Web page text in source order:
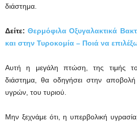
διάστημα.
Δείτε:Θερμόφιλα Οξυγαλακτικά
και στην Τυροκομία – Ποιά να
Αυτή η μεγάλη πτώση, της τιμής
διάστημα, θα οδηγήσει στην
υγρών, του τυριού.
Μην ξεχνάμε ότι, η υπερβολική